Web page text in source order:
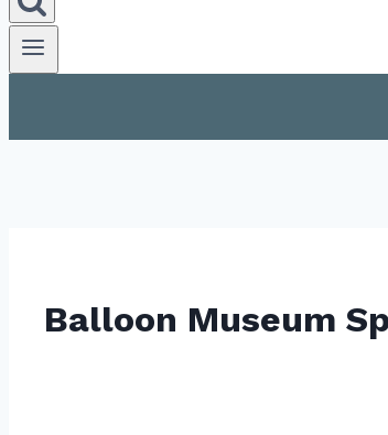
Balloon Museum